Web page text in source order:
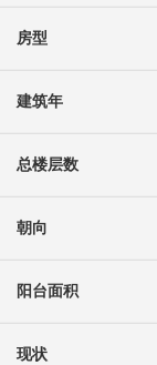
房型
建筑年
总楼层数
朝向
阳台面积
现状